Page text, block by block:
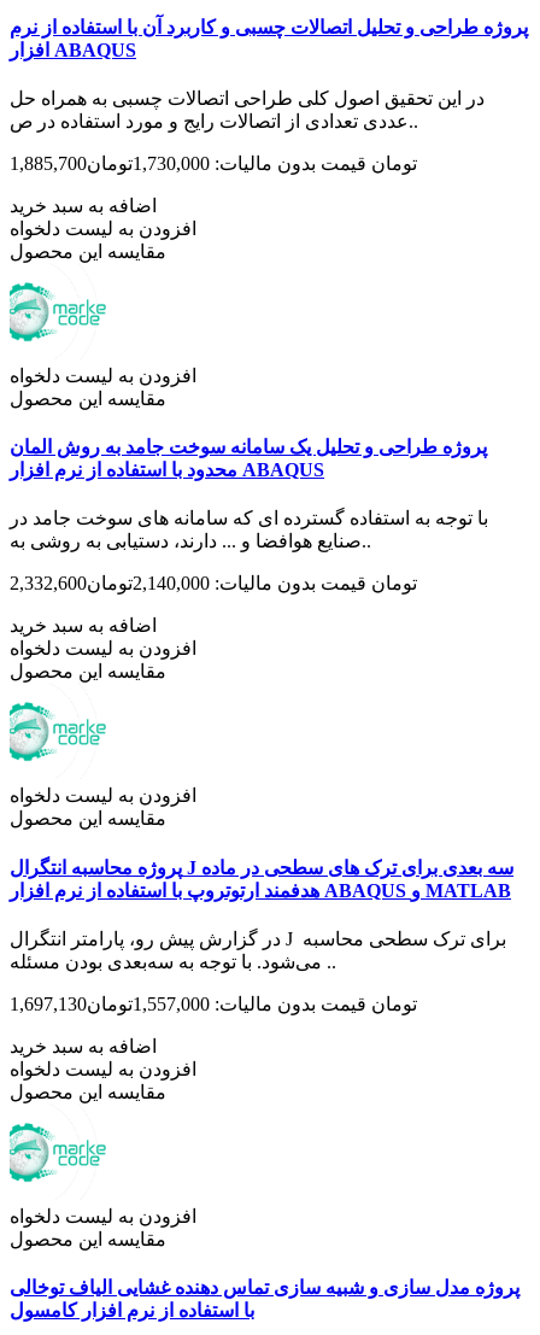
پروژه طراحی و تحلیل اتصالات چسبی و کاربرد آن با استفاده از نرم
افزار ABAQUS
در این تحقیق اصول کلی طراحی اتصالات چسبی به همراه حل
عددی تعدادی از اتصالات رایج و مورد استفاده در ص..
1,885,700تومان قیمت بدون مالیات: 1,730,000تومان
اضافه به سبد خرید
افزودن به لیست دلخواه
مقایسه این محصول
افزودن به لیست دلخواه
مقایسه این محصول
پروژه طراحی و تحلیل یک سامانه سوخت جامد به روش المان
محدود با استفاده از نرم افزار ABAQUS
با توجه به استفاده گسترده ای که سامانه های سوخت جامد در
صنایع هوافضا و ... دارند، دستیابی به روشی به..
2,332,600تومان قیمت بدون مالیات: 2,140,000تومان
اضافه به سبد خرید
افزودن به لیست دلخواه
مقایسه این محصول
افزودن به لیست دلخواه
مقایسه این محصول
پروژه محاسبه انتگرال J سه بعدی برای ترک های سطحی در ماده
هدفمند ارتوتروپ با استفاده از نرم افزار ABAQUS و MATLAB
در گزارش پیش رو، پارامتر انتگرال J برای ترک سطحی محاسبه
می‌شود. با توجه به سه‌بعدی بودن مسئله ..
1,697,130تومان قیمت بدون مالیات: 1,557,000تومان
اضافه به سبد خرید
افزودن به لیست دلخواه
مقایسه این محصول
افزودن به لیست دلخواه
مقایسه این محصول
پروژه مدل سازی و شبیه سازی تماس دهنده غشایی الیاف توخالی
با استفاده از نرم افزار کامسول